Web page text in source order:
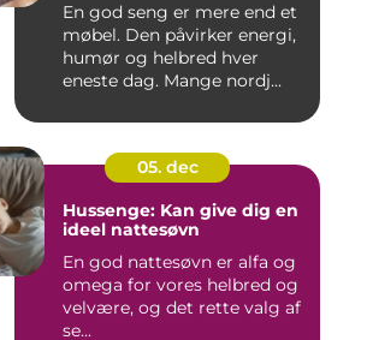
En god seng er mere end et
møbel. Den påvirker energi,
humør og helbred hver
eneste dag. Mange nordj...
05. dec
Hussenge: Kan give dig en
ideel nattesøvn
En god nattesøvn er alfa og
omega for vores helbred og
velvære, og det rette valg af
se...